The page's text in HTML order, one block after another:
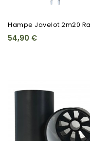
54,90 €